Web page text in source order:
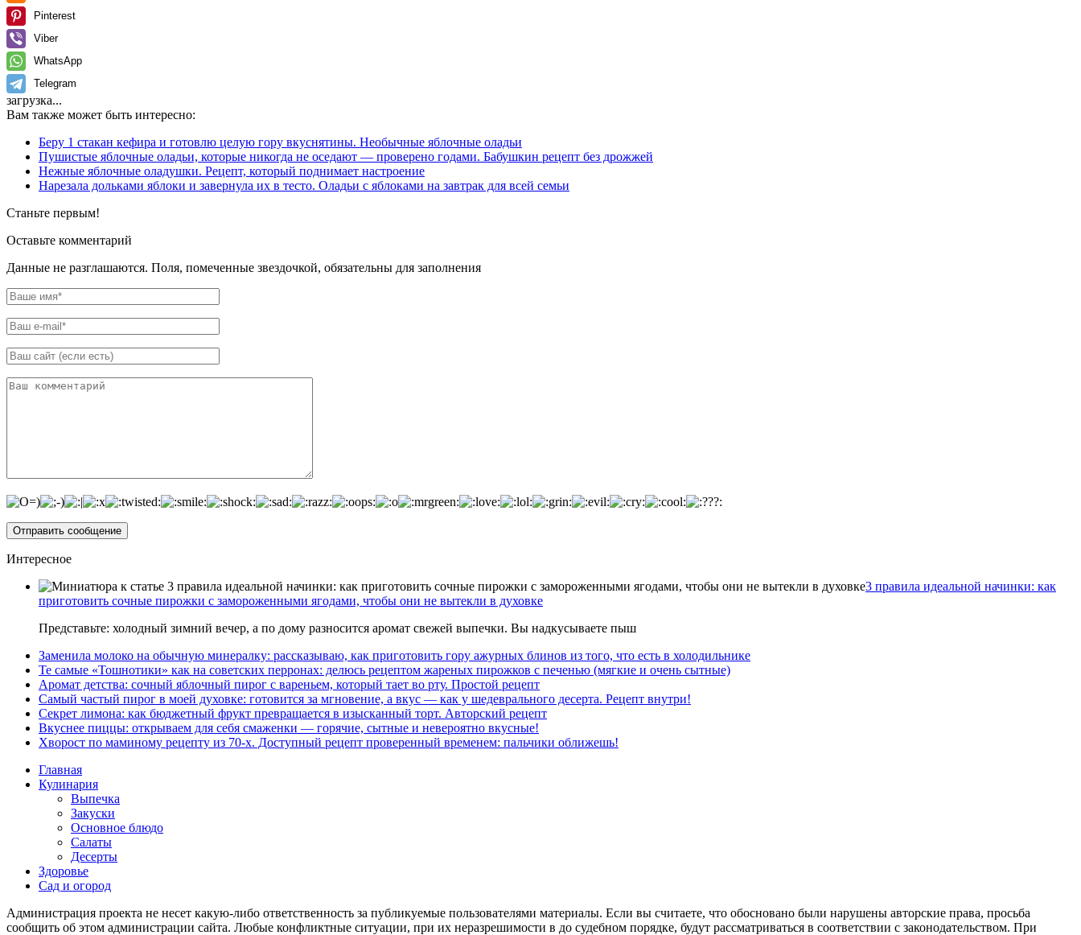
Pinterest
Viber
WhatsApp
Telegram
загрузка...
Вам также может быть интересно:
Беру 1 стакан кефира и готовлю целую гору вкуснятины. Необычные яблочные оладьи
Пушистые яблочные оладьи, которые никогда не оседают — проверено годами. Бабушкин рецепт без дрожжей
Нежные яблочные оладушки. Рецепт, который поднимает настроение
Нарезала дольками яблоки и завернула их в тесто. Оладьи с яблоками на завтрак для всей семьи
Станьте первым!
Оставьте комментарий
Данные не разглашаются. Поля, помеченные звездочкой, обязательны для заполнения
Интересное
3 правила идеальной начинки: как
приготовить сочные пирожки с замороженными ягодами, чтобы они не вытекли в духовке
Представьте: холодный зимний вечер, а по дому разносится аромат свежей выпечки. Вы надкусываете пыш
Заменила молоко на обычную минералку: рассказываю, как приготовить гору ажурных блинов из того, что есть в холодильнике
Те самые «Тошнотики» как на советских перронах: делюсь рецептом жареных пирожков с печенью (мягкие и очень сытные)
Аромат детства: сочный яблочный пирог с вареньем, который тает во рту. Простой рецепт
Самый частый пирог в моей духовке: готовится за мгновение, а вкус — как у шедеврального десерта. Рецепт внутри!
Секрет лимона: как бюджетный фрукт превращается в изысканный торт. Авторский рецепт
Вкуснее пиццы: открываем для себя смаженки — горячие, сытные и невероятно вкусные!
Хворост по маминому рецепту из 70-х. Доступный рецепт проверенный временем: пальчики оближешь!
Главная
Кулинария
Выпечка
Закуски
Основное блюдо
Салаты
Десерты
Здоровье
Сад и огород
Администрация проекта не несет какую-либо ответственность за публикуемые пользователями материалы. Если вы считаете, что обосновано были нарушены авторские права, просьба
сообщить об этом администрации сайта. Любые конфликтные ситуации, при их неразрешимости в до судебном порядке, будут рассматриваться в соответствии с законодательством. При